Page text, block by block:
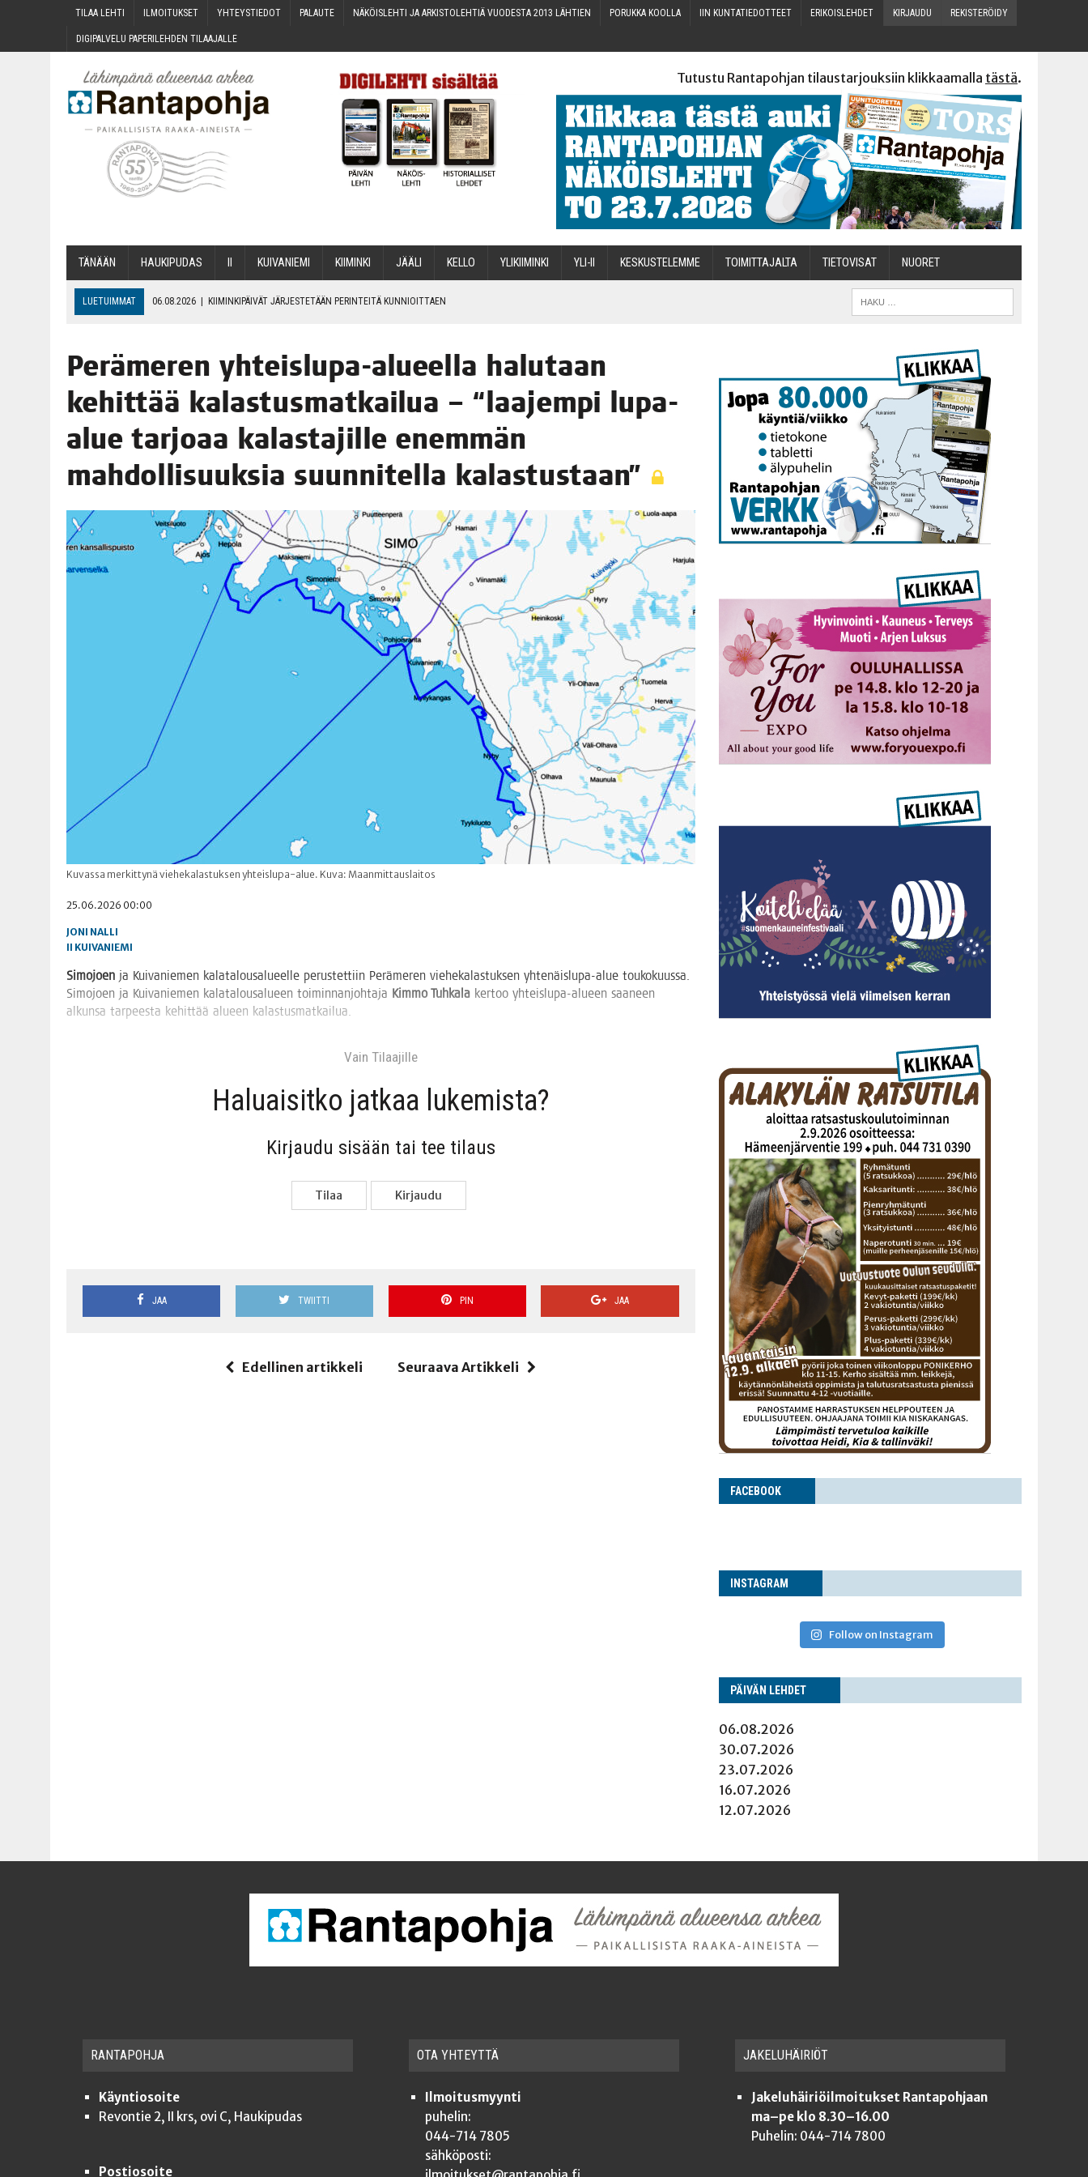
TILAA LEH­TI ILMOI­TUK­SET YHTEYS­TIE­DOT PALAU­TE NÄKÖIS­LEH­TI JA ARKIS­TO­LEH­TIÄ VUO­DES­TA 2013 LÄHTIEN PORUK­KA KOOLLA IIN KUN­TA­TIE­DOT­TEET ERI­KOIS­LEH­DET KIR­JAU­DU REKIS­TE­RÖI­DY
DIGI­PAL­VE­LU PAPE­RI­LEH­DEN TILAAJALLE
Tutustu Rantapohjan tilaustarjouksiin klikkaamalla tästä.
TÄNÄÄN HAU­KI­PU­DAS KUI­VA­NIE­MI KII­MIN­KI JÄÄ­LI KEL­LO YLI­KII­MIN­KI YLI-II KES­KUS­TE­LEM­ME TOI­MIT­TA­JAL­TA TIETOVISAT NUO­RET
LUETUIMMAT 06.08.2026 | KII­MIN­KI­PÄI­VÄT JÄR­JES­TE­TÄÄN PERIN­TEI­TÄ KUNNIOITTAEN
06.08.2026 MAKA­RO­NI­LAA­TI­KOL­LA ARKEEN
OPIN­TOI­HIN KAN­SA­LAIS­OPIS­TOS­SA VOI SAA­DA AVUSTUSTA
08.08.2026 | MENO­VINK­KE­JÄ LOP­PU­KE­SÄN TAPAHTUMIIN
Perä­me­ren yhteis­lu­pa-alu­eel­la halu­taan
kehit­tää kalas­tus­mat­kai­lua – “laa­jem­pi lupa-
alue tar­jo­aa kalas­ta­jil­le enem­män
mah­dol­li­suuk­sia suun­ni­tel­la kalastustaan”
Kuvassa merkittynä viehekalastuksen yhteislupa-alue. Kuva: Maanmittauslaitos
25.06.2026 00:00
JONI NALLI
II KUIVANIEMI
Simo­joen ja Kui­va­nie­men kala­ta­lous­a­lu­eel­le perus­tet­tiin Perä­me­ren vie­he­ka­las­tuk­sen yhte­näis­lu­pa-alue tou­ko­kuus­sa.
Simo­joen ja Kui­va­nie­men kala­ta­lous­a­lu­een toi­min­nan­joh­ta­ja Kim­mo Tuh­ka­la ker­too yhteis­lu­pa-alu­een saa­neen
alkun­sa tar­pees­ta kehit­tää alu­een kalastusmatkailua.
Vain Tilaa­jil­le
Haluai­sit­ko jat­kaa lukemista?
Kir­jau­du sisään tai tee tilaus
Tilaa Kir­jau­du
JAA TWIITTI PIN JAA
Edellinen artikkeli Seuraava Artikkeli
FACE­BOOK
INS­TA­GRAM
Follow on Instagram
PÄI­VÄN LEHDET
06.08.2026
30.07.2026
23.07.2026
16.07.2026
12.07.2026
RAN­TA­POH­JA
Käyntiosoite
Revontie 2, II krs, ovi C, Haukipudas
Postiosoite
OTA YHTEYT­TÄ
Ilmoitusmyynti
puhelin:
044-714 7805
sähköposti:
JAKE­LU­HÄI­RIÖT
Jakeluhäiriöilmoitukset Rantapohjaan
ma–pe klo 8.30–16.00
Puhelin: 044-714 7800